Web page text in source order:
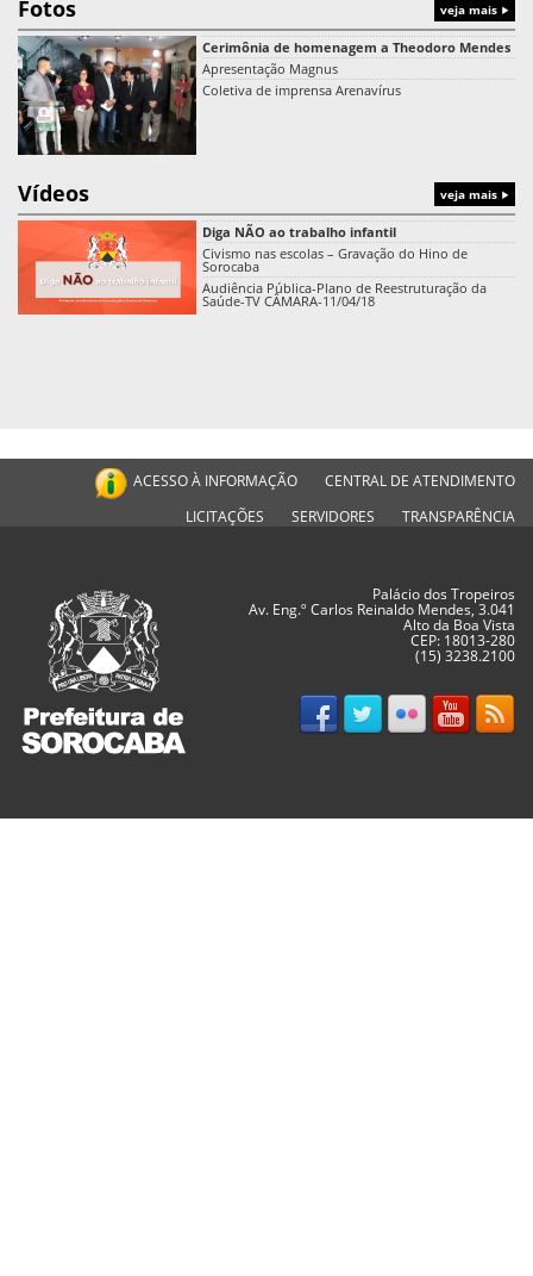
Fotos veja mais
Cerimônia de homenagem a Theodoro Mendes
Apresentação Magnus
Coletiva de imprensa Arenavírus
Vídeos veja mais
Diga NÃO ao trabalho infantil
Civismo nas escolas – Gravação do Hino de
Sorocaba
Audiência Pública-Plano de Reestruturação da
Saúde-TV CÂMARA-11/04/18
ACESSO À INFORMAÇÃO
CENTRAL DE ATENDIMENTO
LICITAÇÕES
SERVIDORES TRANSPARÊNCIA
Palácio dos Tropeiros
Av. Eng.º Carlos Reinaldo Mendes, 3.041
Alto da Boa Vista
CEP: 18013-280
(15) 3238.2100